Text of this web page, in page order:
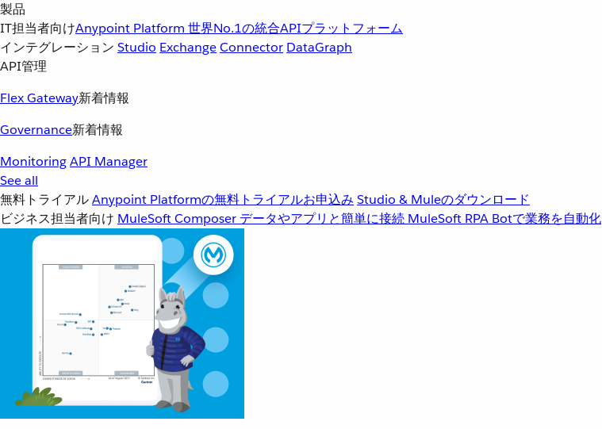
製品
IT担当者向けAnypoint Platform 世界No.1の統合APIプラットフォーム
インテグレーション Studio ExchangeConnector DataGraph
API管理
Flex Gateway新着情報
Governance新着情報
MonitoringAPI Manager
See all
無料トライアルAnypoint Platformの無料トライアルお申込み Studio & Muleのダウンロード
ビジネス担当者向け MuleSoft Composer データやアプリと簡単に接続 MuleSoft RPA Botで業務を自動化